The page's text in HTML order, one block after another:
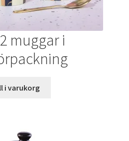
muggar i
i varukorg